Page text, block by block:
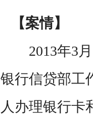
【案情】
2013年3月
银行信贷部工
人办理银行卡